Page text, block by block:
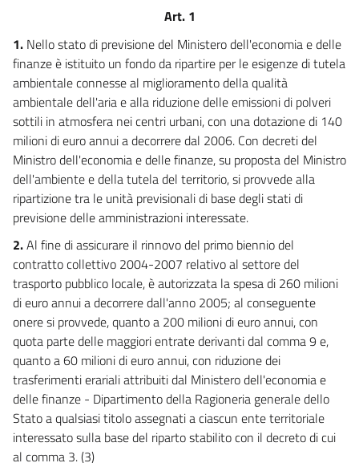
Art. 1
1. Nello stato di previsione del Ministero dell'economia e delle
finanze è istituito un fondo da ripartire per le esigenze di tutela
ambientale connesse al miglioramento della qualità
ambientale dell'aria e alla riduzione delle emissioni di polveri
sottili in atmosfera nei centri urbani, con una dotazione di 140
milioni di euro annui a decorrere dal 2006. Con decreti del
Ministro dell'economia e delle finanze, su proposta del Ministro
dell'ambiente e della tutela del territorio, si provvede alla
ripartizione tra le unità previsionali di base degli stati di
previsione delle amministrazioni interessate.
2.Al fine di assicurare il rinnovo del primo biennio del
contratto collettivo 2004-2007 relativo al settore del
trasporto pubblico locale, è autorizzata la spesa di 260 milioni
di euro annui a decorrere dall'anno 2005; al conseguente
onere si provvede, quanto a 200 milioni di euro annui, con
quota parte delle maggiori entrate derivanti dal comma 9 e,
quanto a 60 milioni di euro annui, con riduzione dei
trasferimenti erariali attribuiti dal Ministero dell'economia e
delle finanze - Dipartimento della Ragioneria generale dello
Stato a qualsiasi titolo assegnati a ciascun ente territoriale
interessato sulla base del riparto stabilito con il decreto di cui
al comma 3. (3)